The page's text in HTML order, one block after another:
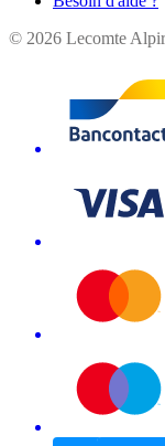
© 2026 Lecomte